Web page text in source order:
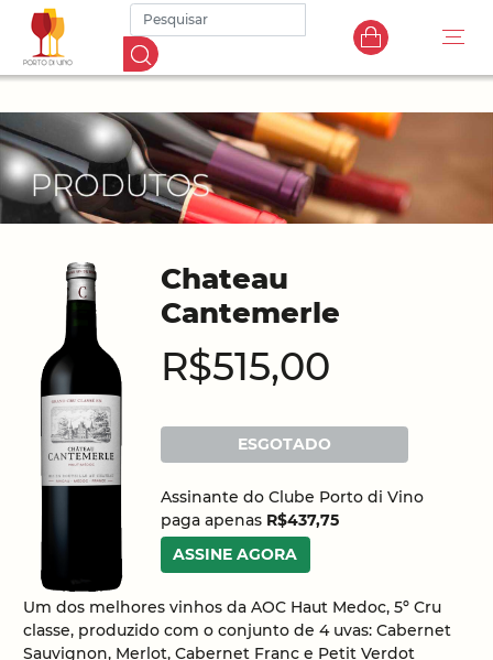
Chateau
Cantemerle
R$515,00
ESGOTADO
Assinante do Clube Porto di Vino
paga apenas R$437,75
ASSINE AGORA
Um dos melhores vinhos da AOC Haut Medoc, 5º Cru
classe, produzido com o conjunto de 4 uvas: Cabernet
Sauvignon, Merlot, Cabernet Franc e Petit Verdot